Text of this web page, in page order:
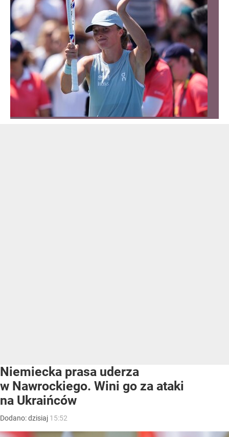
Niemiecka prasa uderza
w Nawrockiego. Wini go za ataki
na Ukraińców
Dodano:dzisiaj 15:52